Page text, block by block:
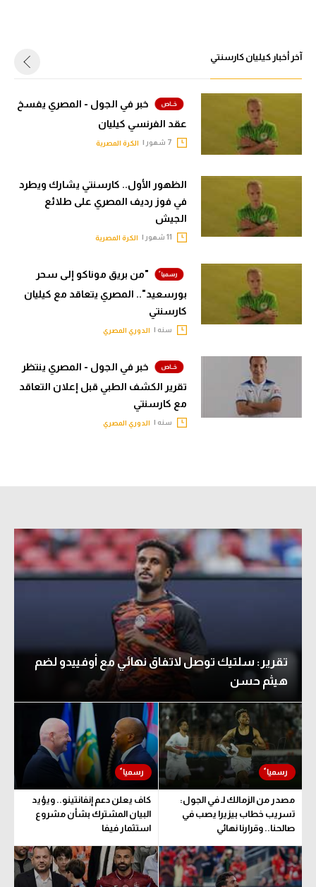
رياضات أخرى
أمم إفريقيا
كرة السلة الأمريكية
كرة سلة
كرة يد
كرة طائرة
الوطن العربي
في المونديال
رياضة نسائية
أمريكا
ركن الألعاب
تحقيق في الجول
تقرير في الجول
فيديو في الجول
آخر أخبار كيليان كارسنتي
خبر في الجول - المصري يفسخ
عقد الفرنسي كيليان
الكرة المصرية
الظهور الأول.. كارسنتي يشارك ويطرد
في فوز رديف المصري على طلائع
الجيش
الكرة المصرية
"من بريق موناكو إلى سحر
بورسعيد".. المصري يتعاقد مع كيليان
كارسنتي
سنه | الدوري المصري
خبر في الجول - المصري ينتظر
تقرير الكشف الطبي قبل إعلان التعاقد
مع كارسنتي
سنه | الدوري المصري
تقرير: سلتيك توصل لاتفاق نهائي مع أوفييدو لضم
هيثم حسن
مصدر من الزمالك لـ في الجول:
تسريب خطاب بيزيرا يصب في
صالحنا.. وقرارنا نهائي
كاف يعلن دعم إنفانتينو.. ويؤيد
البيان المشترك بشأن مشروع
استثمار فيفا